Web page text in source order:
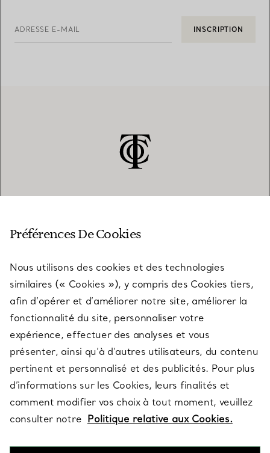
ADRESSE E-MAIL INSCRIPTION
SERVICES
À PROPOS
QUESTIONS LÉGALES
SUIVEZ-NOUS
Préférences De Cookies
Nous utilisons des cookies et des technologies
similaires (« Cookies »), y compris des Cookies tiers,
afin d’opérer et d’améliorer notre site, améliorer la
fonctionnalité du site, personnaliser votre
expérience, effectuer des analyses et vous
présenter, ainsi qu’à d’autres utilisateurs, du contenu
pertinent et personnalisé et des publicités. Pour plus
d’informations sur les Cookies, leurs finalités et
comment modifier vos choix à tout moment, veuillez
consulter notre Politique relative aux Cookies.